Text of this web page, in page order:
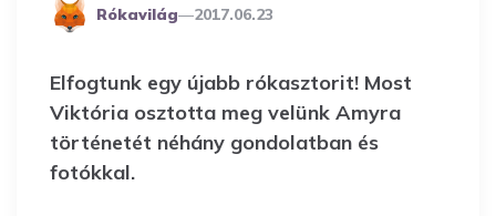
Posted
Rókavilág 2017.06.23
Elfogtunk egy újabb rókasztorit! Most
Viktória osztotta meg velünk Amyra
történetét néhány gondolatban és
fotókkal.